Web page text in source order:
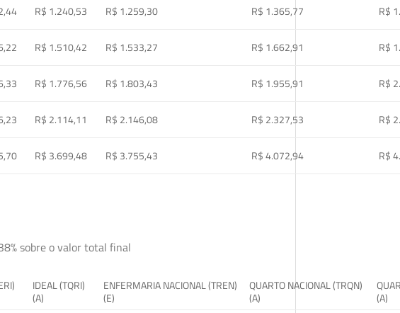
R$ 1.240,53 R$ 1.259,30 R$ 1.365,77
R$
R$ 1.510,42 R$ 1.533,27 R$ 1.662,91
R$
R$ 1.776,56 R$ 1.803,43 R$ 1.955,91
R$
R$ 2.114,11 R$ 2.146,08 R$ 2.327,53
R$
R$ 3.699,48 R$ 3.755,43 R$ 4.072,94 R$
sobre o valor total final
IDEAL (TQRI)
(A)
ENFERMARIA NACIONAL (TREN)
(E)
QUARTO NACIONAL (TRQN)
(A)
(A)